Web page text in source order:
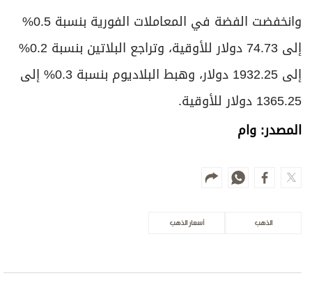
وانخفضت الفضة في المعاملات الفورية بنسبة 0.5%
إلى 74.73 دولار للأوقية، وتراجع البلاتين بنسبة 0.2%
إلى 1932.25 دولار، وهبط البلاديوم بنسبة 0.3% إلى
1365.25 دولار للأوقية.
المصدر: وام
الذهب أسعار الذهب